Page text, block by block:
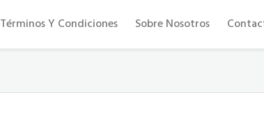
Términos Y Condiciones Sobre Nosotros